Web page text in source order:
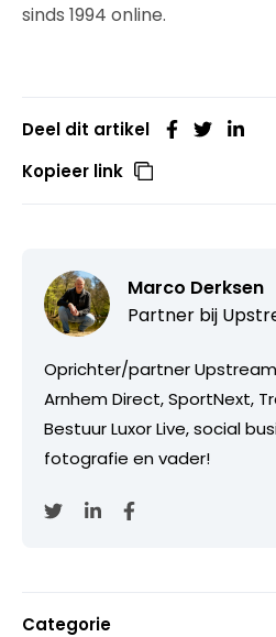
sinds 1994 online.
Deel dit artikel
Kopieer link
Marco Derksen
Partner bij
Oprichter/partner
Arnhem Direct, SportNext,
Bestuur Luxor Live, social
fotografie en vader!
Categorie